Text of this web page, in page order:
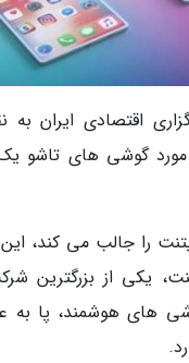
اقتصادی ایران به
گوشی های تاشو
را جالب می کند،
یکی از بزرگترین
های هوشمند، پا به